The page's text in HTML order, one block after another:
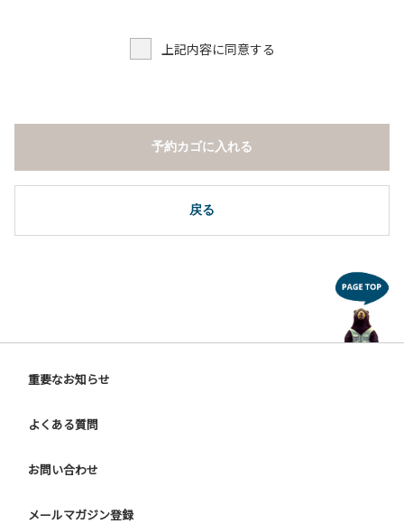
デイキャンプ 但し盲導犬、介助犬は除く。
１０．その他 周りに迷惑となるような行為（夜間の大声での
談笑等）や他人に嫌悪感を与えるような行為。
【ウォールテンテッド利用に際しての注意事項ならびに禁止
４．ご訪問客とウォールテンテッド内での面会はご遠慮願い
５．薪ストーブを使用される際は、ご利用手引きをご確認い
ただき、適切にご利用ください。
ご利用ください。
【ドギーキャンプサイトご利用に際してのご案内ならびに注
ご利用にあたり、愛犬の予防接種証明書を確認しています。
上記内容に同意する
戻る
予約カゴに入れる
重要なお知らせ
よくある質問
お問い合わせ
メールマガジン登録